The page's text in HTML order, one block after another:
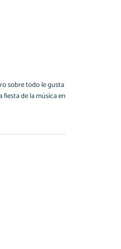
sobre todo le gusta
fiesta de la música en